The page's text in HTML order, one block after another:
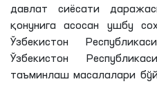
давлат сиёсати
қонунига асосан ушбу
Ўзбекистон
Ўзбекистон
таъминлаш масалалари